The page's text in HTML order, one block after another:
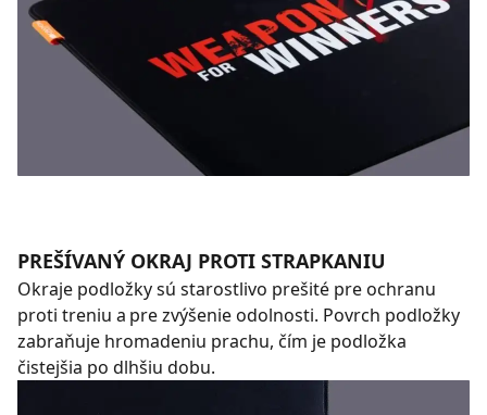
PREŠÍVANÝ OKRAJ PROTI STRAPKANIU
Okraje podložky sú starostlivo prešité pre ochranu
proti treniu a pre zvýšenie odolnosti. Povrch podložky
zabraňuje hromadeniu prachu, čím je podložka
čistejšia po dlhšiu dobu.